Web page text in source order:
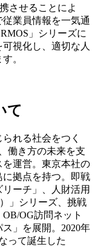
させることによ
業員情報を一気通
」シリーズに
視化し、適切な人
。
て
れる社会をつく
働き方の未来を支
を運営。東京本社の
拠点を持つ。即戦
ーチ」、人財活用
」シリーズ、挑戦
OG訪問ネット
」を展開。2020年
って誕生した